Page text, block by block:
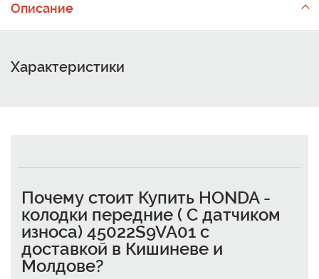
Описание
Характеристики
Почему стоит Купить HONDA -
колодки передние ( С датчиком
износа) 45022S9VA01 с
доставкой в Кишиневе и
Молдове?